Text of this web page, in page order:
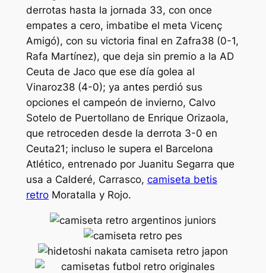
derrotas hasta la jornada 33, con once
empates a cero, imbatibe el meta Vicenç
Amigó), con su victoria final en Zafra38 (0-1,
Rafa Martínez), que deja sin premio a la AD
Ceuta de Jaco que ese día golea al
Vinaroz38 (4-0); ya antes perdió sus
opciones el campeón de invierno, Calvo
Sotelo de Puertollano de Enrique Orizaola,
que retroceden desde la derrota 3-0 en
Ceuta21; incluso le supera el Barcelona
Atlético, entrenado por Juanitu Segarra que
usa a Calderé, Carrasco, camiseta betis
retroMoratalla y Rojo.